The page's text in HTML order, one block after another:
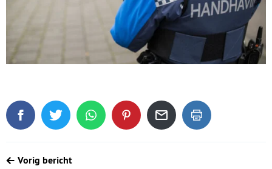
Deel dit blogartikel op Facebook
Tweet dit blogartikel op Twitter
Deel dit blogartikel via WhatsApp
Deel dit blogartikel op Pinterest
Deel dit blogartikel via de
Dit blogartikel
Berichtnavigatie
Vorig bericht